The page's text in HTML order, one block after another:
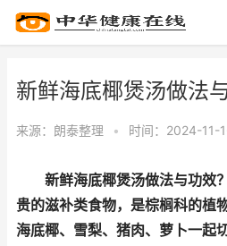
新鲜海底椰煲汤做法
来源： 朗泰整理 • 时间：2024-11-
新鲜海底椰煲汤做法与功效
贵的滋补类食物，是棕榈科的植
海底椰、雪梨、猪肉、萝卜一起